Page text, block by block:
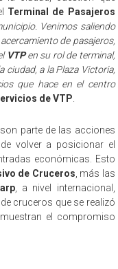
Terminal de Pasajeros
Venimos saliendo
de pasajeros,
VTPen su rol de terminal,
ciudad, a la Plaza Victoria,
que hace en el centro
de VTP.
parte de las acciones
volver a posicionar el
económicas. Esto
de Cruceros, más las
, a nivel internacional,
cruceros que se realizó
el compromiso